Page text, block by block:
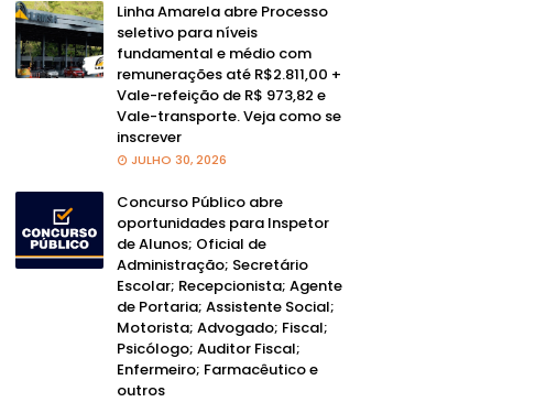
Linha Amarela abre Processo
seletivo para níveis
fundamental e médio com
remunerações até R$2.811,00 +
Vale-refeição de R$ 973,82 e
Vale-transporte. Veja como se
inscrever
JULHO 30, 2026
Concurso Público abre
oportunidades para Inspetor
de Alunos; Oficial de
Administração; Secretário
Escolar; Recepcionista; Agente
de Portaria; Assistente Social;
Motorista; Advogado; Fiscal;
Psicólogo; Auditor Fiscal;
Enfermeiro; Farmacêutico e
outros